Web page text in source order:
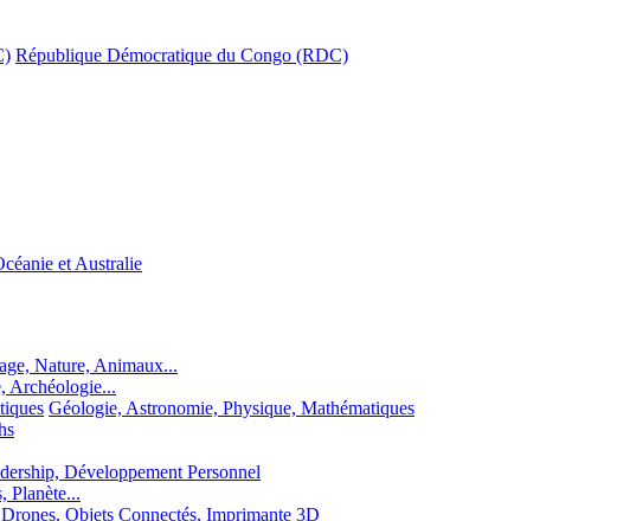
République Démocratique du Congo (RDC)
et Australie
Nature, Animaux...
Archéologie...
Géologie, Astronomie, Physique, Mathématiques
Développement Personnel
Planète...
Drones, Objets Connectés, Imprimante 3D